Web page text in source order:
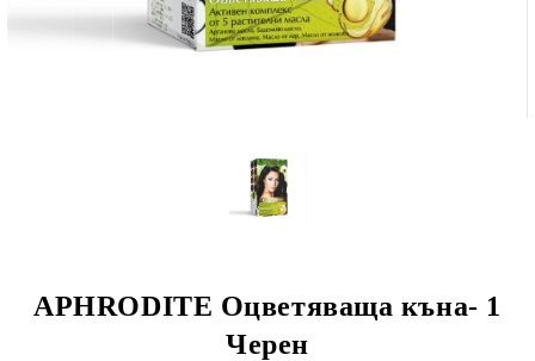
APHRODITE Оцветяваща къна- 1
Черен